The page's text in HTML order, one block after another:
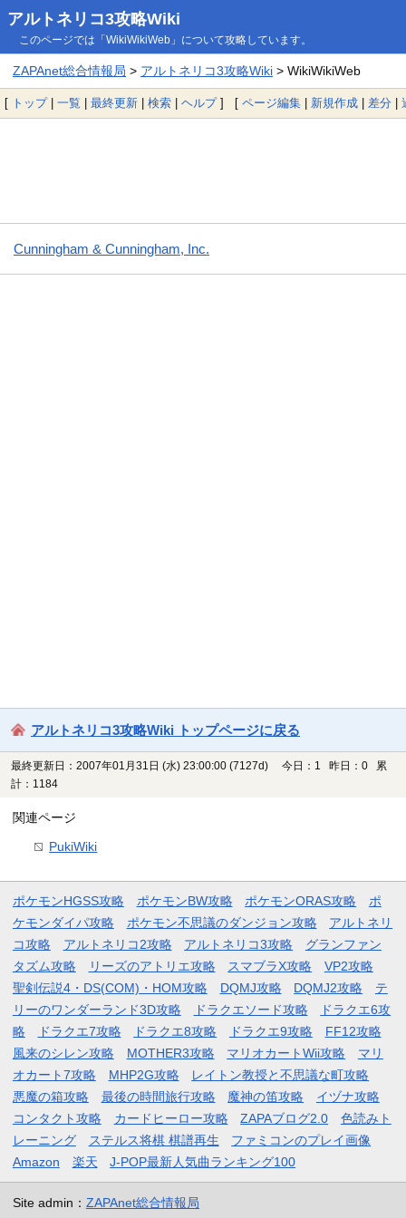
アルトネリコ3攻略Wiki
このページでは「WikiWikiWeb」について攻略しています。
ZAPAnet総合情報局 > アルトネリコ3攻略Wiki> WikiWikiWeb
[ トップ| 一覧 | 最終更新 | 検索 | ヘルプ] [ ページ編集 | 新規作成 | 差分 |
Cunningham & Cunningham, Inc.
アルトネリコ3攻略Wiki トップページに戻る
最終更新日：2007年01月31日 (水) 23:00:00 (7127d)
今日：1 昨日：0 累
計：1184
関連ページ
PukiWiki
ポケモンHGSS攻略 ポケモンBW攻略 ポケモンORAS攻略
ポ
ケモンダイパ攻略
ポケモン不思議のダンジョン攻略
アルトネリ
コ攻略
アルトネリコ2攻略 アルトネリコ3攻略
グランファン
タズム攻略
リーズのアトリエ攻略 スマブラX攻略
VP2攻略
聖剣伝説4・DS(COM)・HOM攻略
DQMJ攻略 DQMJ2攻略
テ
リーのワンダーランド3D攻略
ドラクエソード攻略
ドラクエ6攻
略
ドラクエ7攻略 ドラクエ8攻略 ドラクエ9攻略
FF12攻略
風来のシレン攻略
MOTHER3攻略 マリオカートWii攻略
マリ
オカート7攻略
MHP2G攻略
レイトン教授と不思議な町攻略
悪魔の箱攻略
最後の時間旅行攻略 魔神の笛攻略
イヅナ攻略
コンタクト攻略
カードヒーロー攻略 ZAPAブログ2.0
色読みト
レーニング
ステルス将棋 棋譜再生
ファミコンのプレイ画像
Amazon
楽天 J-POP最新人気曲ランキング100
Site admin： ZAPAnet総合情報局